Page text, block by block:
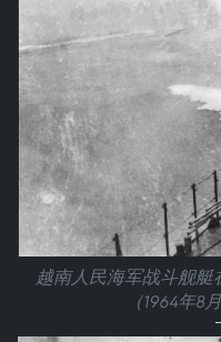
越南人民海军战斗舰
（1964年8